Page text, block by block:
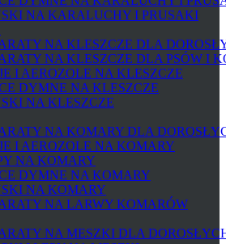
NA KARALUCHY I PRUSAKI
NA KLESZCZE DLA
NA KLESZCZE DLA PSÓW I
I AEROZOLE NA KLESZCZE
DYMNE NA KLESZCZE
NA KLESZCZE
NA KOMARY DLA
I AEROZOLE NA KOMARY
NA KOMARY
DYMNE NA KOMARY
NA KOMARY
NA LARWY KOMARÓW
NA MESZKI DLA